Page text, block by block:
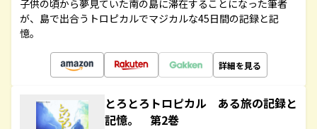
子供の頃から夢見ていた南の島に滞在することになった筆者
が、島で出合うトロピカルでマジカルな45日間の記録と記
憶。
詳細を見る
とろとろトロピカル ある旅の記録と
記憶。 第2巻